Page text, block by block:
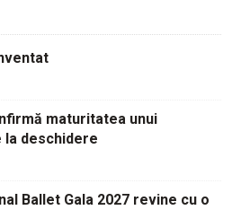
maturitatea unui
la deschidere
Ballet Gala 2027 revine cu o